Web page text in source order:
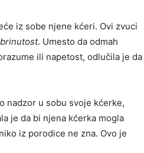
iz sobe njene kćeri. Ovi zvuci
. Umesto da odmah
ili napetost, odlučila je da
nadzor u sobu svoje kćerke,
je da bi njena kćerka mogla
iz porodice ne zna. Ovo je